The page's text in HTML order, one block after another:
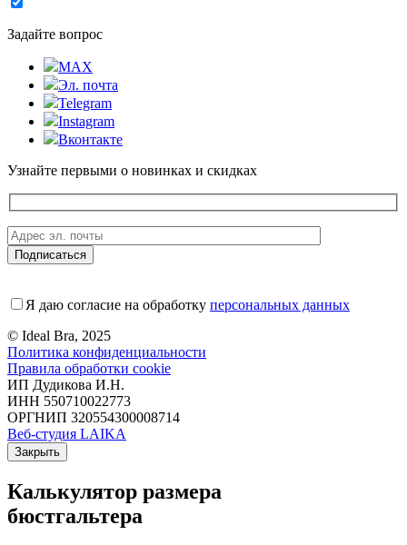
Задайте вопрос
MAX
Эл. почта
Telegram
Instagram
Вконтакте
Узнайте первыми о новинках и скидках
Я даю согласие на обработку персональных данных
© Ideal Bra, 2025
Политика конфиденциальности
Правила обработки cookie
ИП Дудикова И.Н.
ИНН 550710022773
ОРГНИП 320554300008714
Веб-студия LAIKA
Закрыть
Калькулятор размера
бюстгальтера